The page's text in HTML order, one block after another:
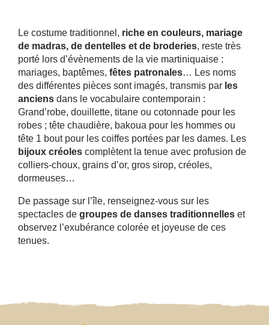
Le costume traditionnel, riche en couleurs, mariage
de madras, de dentelles et de broderies, reste très
porté lors d’évènements de la vie martiniquaise :
mariages, baptêmes, fêtes patronales… Les noms
des différentes pièces sont imagés, transmis par les
anciens dans le vocabulaire contemporain :
Grand’robe, douillette, titane ou cotonnade pour les
robes ; tête chaudière, bakoua pour les hommes ou
tête 1 bout pour les coiffes portées par les dames. Les
bijoux créoles complètent la tenue avec profusion de
colliers-choux, grains d’or, gros sirop, créoles,
dormeuses…
De passage sur l’île, renseignez-vous sur les
spectacles de groupes de danses traditionnelles et
observez l’exubérance colorée et joyeuse de ces
tenues.